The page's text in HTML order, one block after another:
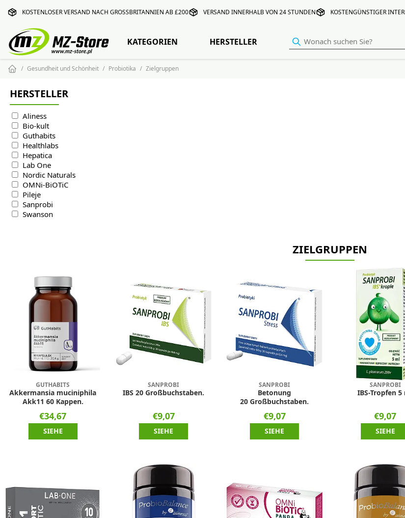
KOSTENLOSER VERSAND NACH GROSSBRITANNIEN AB £200 VERSAND INNERHALB VON 24 STUNDEN KOSTENGÜNSTIGER
KATEGORIEN HERSTELLER
Gesundheit und Schönheit Probiotika Zielgruppen
HERSTELLER
Aliness
Bio-kult
Guthabits
Healthlabs
Hepatica
Lab One
Nordic Naturals
OMNi-BiOTiC
Pileje
Sanprobi
Swanson
ZIELGRUPPEN
GUTHABITS
Akkermansia muciniphila
Akk11 60 Kappen.
€34,67
SIEHE
SANPROBI
IBS 20 Großbuchstaben.
€9,07
SIEHE
SANPROBI
Betonung
20 Großbuchstaben.
€9,07
SIEHE
SANPROBI
IBS-Tropfen 5
€9,07
SIEHE